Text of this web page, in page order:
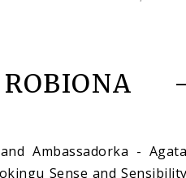
-
Ambassadorka -
Sense and